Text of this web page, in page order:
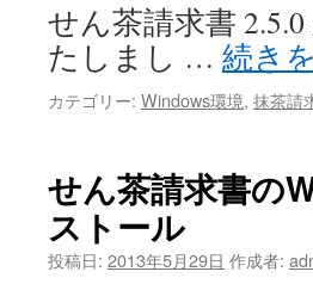
せん茶請求書
たしまし … 続き
カテゴリー: Windows環境, 抹茶請
せん茶請求書の
ストール
投稿日: 2013年5月29日 作成者: